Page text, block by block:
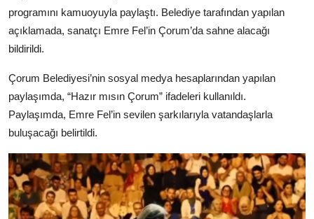
programını kamuoyuyla paylaştı. Belediye tarafından yapılan
açıklamada, sanatçı Emre Fel’in Çorum’da sahne alacağı
bildirildi.
Çorum Belediyesi’nin sosyal medya hesaplarından yapılan
paylaşımda, “Hazır mısın Çorum” ifadeleri kullanıldı.
Paylaşımda, Emre Fel’in sevilen şarkılarıyla vatandaşlarla
buluşacağı belirtildi.